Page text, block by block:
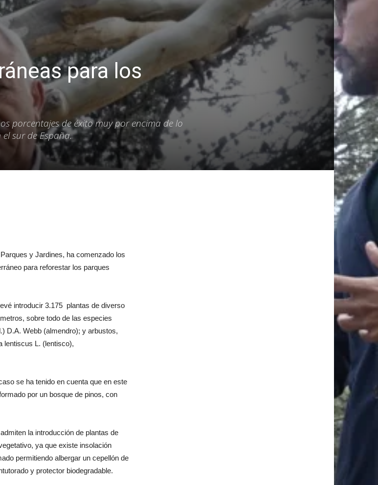
para los
porcentajes de éxito muy por encima de lo
sur de España.
y Jardines, ha comenzado los
para reforestar los parques
introducir 3.175 plantas de diverso
sobre todo de las especies
D.A. Webb (almendro); y arbustos,
lentiscus L. (lentisco),
se ha tenido en cuenta que en este
por un bosque de pinos, con
la introducción de plantas de
ya que existe insolación
permitiendo albergar un cepellón de
y protector biodegradable.